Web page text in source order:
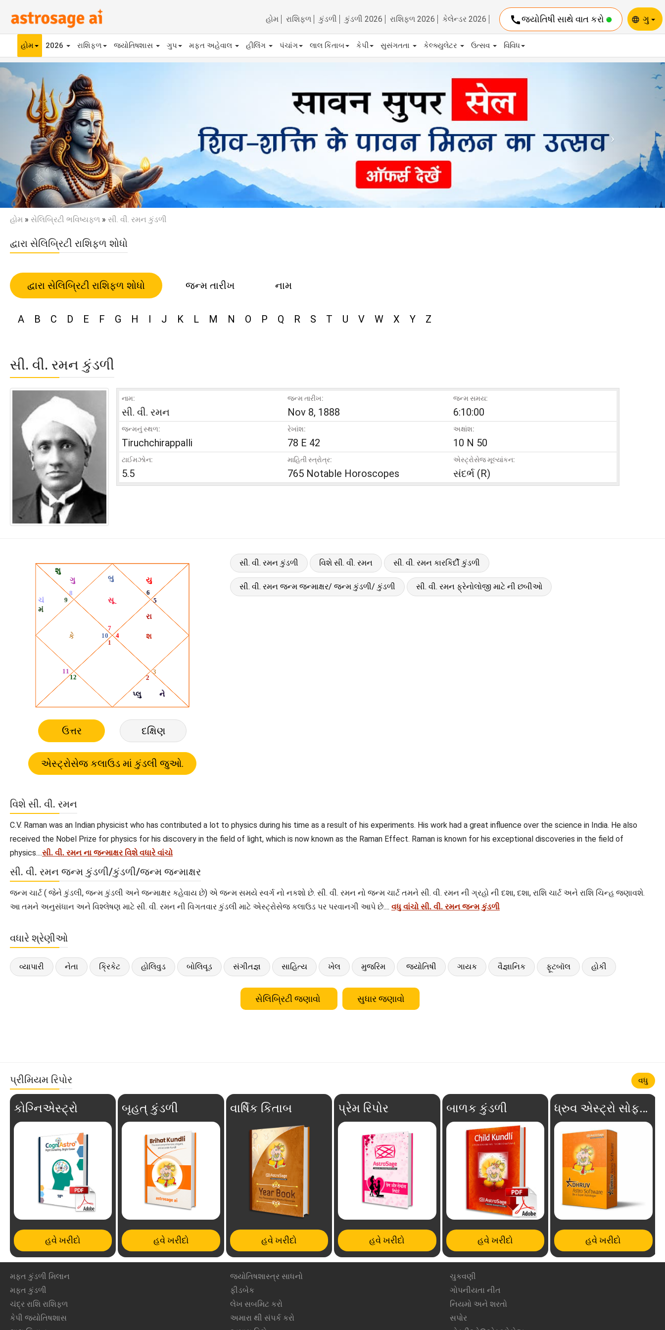
હોમ રાશિફળ કુંડળી કુંડળી 2026 રાશિફળ 2026 કેલેન્ડર 2026 callજ્યોતિષી સાથે વાત કરો language ગુ
હોમ 2026 રાશિફળ જ્યોતિષશાસ ગુપ મફ્ત અહેવાલ હીલિંગ પંચાંગ લાલ કિતાબ કેપી સુસંગતતા કેલ્ક્યુલેટર ઉત્સવ વિવિધ
Previous
હોમ » સેલિબ્રિટી ભવિષ્યફળ » સી. વી. રમન કુંડળી
દ્વારા સેલિબ્રિટી રાશિફળ શોધો
દ્વારા સેલિબ્રિટી રાશિફળ શોધો જન્મ તારીખ નામ
A B C D E F G H I J K L M N O P Q R S T U V W X Y Z
સી. વી. રમન કુંડળી
નામ:
સી. વી. રમન
જન્મ તારીખ:
Nov 8, 1888
જન્મ સમય:
6:10:00
જન્મનું સ્થળ:
Tiruchchirappalli
રેખાંશ:
78 E 42
અક્ષાંશ:
10 N 50
ટાઈમઝોન:
5.5
માહિતી સ્ત્રોત્ર:
765 Notable Horoscopes
એસ્ટ્રોસેજ મૂલ્યાંકન:
સંદર્ભ (R)
ઉત્તર દક્ષિણ
સી. વી. રમન કુંડળી વિશે સી. વી. રમન સી. વી. રમન કારકિર્દી કુંડળી
સી. વી. રમન જન્મ જન્માક્ષર/ જન્મ કુંડળી/ કુંડળી સી. વી. રમન ફ્રેનોલોજી માટે ની છબીઓ
વિશે સી. વી. રમન
C.V. Raman was an Indian physicist who has contributed a lot to physics during his time as a result of his experiments. His work had a great influence over the science in India. He also
received the Nobel Prize for physics for his discovery in the field of light, which is now known as the Raman Effect. Raman is known for his exceptional discoveries in the field of
physics....સી. વી. રમન ના જન્માક્ષર વિશે વધારે વાંચો
સી. વી. રમન જન્મ કુંડળી/કુંડળી/જન્મ જન્માક્ષર
જન્મ ચાર્ટ ( જેને કુંડલી, જન્મ કુંડલી અને જન્માક્ષર કહેવાય છે) એ જન્મ સમયે સ્વર્ગ નો નકશો છે. સી. વી. રમન નો જન્મ ચાર્ટ તમને સી. વી. રમન ની ગ્રહો ની દશા, દશા, રાશિ ચાર્ટ અને રાશિ ચિન્હ જણાવશે.
આ તમને અનુસંધાન અને વિશ્લેષણ માટે સી. વી. રમન ની વિગતવાર કુંડલી માટે એસ્ટ્રોસેજ કલાઉડ પર પરવાનગી આપે છે.... વધુ વાંચો સી. વી. રમન જન્મ કુંડળી
વધારે શ્રેણીઓ
વ્યાપારી નેતા ક્રિકેટ હોલિવુડ બોલિવૂડ સંગીતજ્ઞ સાહિત્ય ખેલ મુજરિમ જ્યોતિષી ગાયક વૈજ્ઞાનિક ફૂટબૉલ હોકી
સેલિબ્રિટી જણાવો સુધાર જણાવો
પ્રીમિયમ રિપોર વધુ
કોગ્નિએસ્ટ્રો
હવે ખરીદો
બૃહત્ કુંડળી
હવે ખરીદો
વાર્ષિક કિતાબ
હવે ખરીદો
પ્રેમ રિપોર
હવે ખરીદો
બાળક કુંડળી
હવે ખરીદો
ધ્રુવ એસ્ટ્રો સોફ્ટવેર
હવે ખરીદો
મફ્ત કુંડળી મિલાન
મફ્ત કુંડળી
ચંદ્ર રાશિ રાશિફળ
કેપી જ્યોતિષશાસ
જ્યોતિષશાસ્ત્ર સાધનો
ફીડબેક
લેખ સબમિટ કરો
અમારા થી સંપર્ક કરો
ચુકવણી
ગોપનીયતા નીત
નિયમો અને શરતો
સપોર